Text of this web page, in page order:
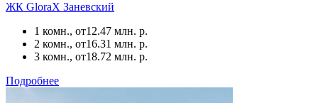
ЖК GloraX Заневский
1 комн., от12.47 млн. р.
2 комн., от16.31 млн. р.
3 комн., от18.72 млн. р.
Подробнее